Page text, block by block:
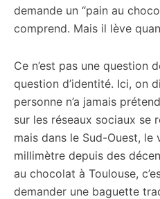
demande un “pain au
comprend. Mais il lève
Ce n’est pas une question
question d’identité. Ici, on
personne n’a jamais
sur les réseaux sociaux se
mais dans le Sud-Ouest, le
millimètre depuis des
au chocolat à Toulouse,
demander une baguette